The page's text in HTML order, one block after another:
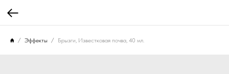
Эффекты Брызги, Известковая почва, 40 мл.